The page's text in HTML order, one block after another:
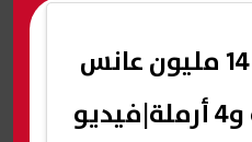
عصام عجاج: لدينا 14 مليون عانس